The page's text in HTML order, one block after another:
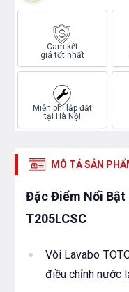
Cam kết
giá tốt nhất
Miễn phí lắp đặt
tại Hà Nội
MÔ TẢ SẢN
Đặc Điểm Nổi Bật
T205LCSC
Vòi Lavabo
điều chỉnh nước